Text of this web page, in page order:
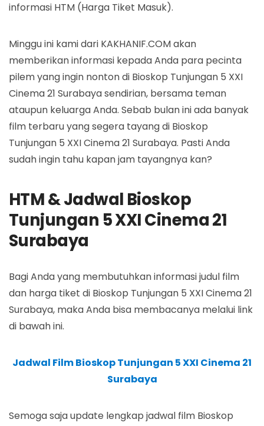
informasi HTM (Harga Tiket Masuk).
Minggu ini kami dari KAKHANIF.COM akan
memberikan informasi kepada Anda para pecinta
pilem yang ingin nonton di Bioskop Tunjungan 5 XXI
Cinema 21 Surabaya sendirian, bersama teman
ataupun keluarga Anda. Sebab bulan ini ada banyak
film terbaru yang segera tayang di Bioskop
Tunjungan 5 XXI Cinema 21 Surabaya. Pasti Anda
sudah ingin tahu kapan jam tayangnya kan?
HTM & Jadwal Bioskop
Tunjungan 5 XXI Cinema 21
Surabaya
Bagi Anda yang membutuhkan informasi judul film
dan harga tiket di Bioskop Tunjungan 5 XXI Cinema 21
Surabaya, maka Anda bisa membacanya melalui link
di bawah ini.
Jadwal Film Bioskop Tunjungan 5 XXI Cinema 21
Surabaya
Semoga saja update lengkap jadwal film Bioskop